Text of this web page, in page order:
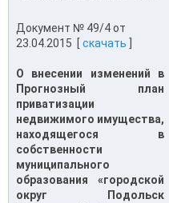
Документ № 49/4 от
23.04.2015 [ скачать
О внесении изменений в
Прогнозный план
приватизации
недвижимого имущества,
находящегося в
собственности
муниципального
образования «городской
округ Подольск